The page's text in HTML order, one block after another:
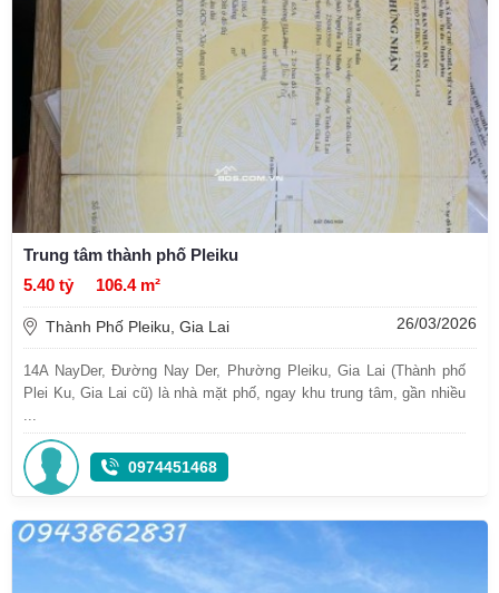
Trung tâm thành phố Pleiku
5.40 tỷ
106.4 m²
Thành Phố Pleiku, Gia Lai 26/03/2026
14A NayDer, Đường Nay Der, Phường Pleiku, Gia Lai (Thành phố
Plei Ku, Gia Lai cũ) là nhà mặt phố, ngay khu trung tâm, gần nhiều
...
0974451468